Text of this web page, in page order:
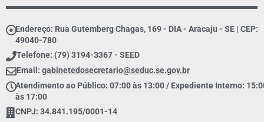
Endereço: Rua Gutemberg Chagas, 169 - DIA - Aracaju - SE | CEP:
49040-780
Telefone: (79) 3194-3367 - SEED
Email: gabinetedosecretario@seduc.se.gov.br
Atendimento ao Público: 07:00 às 13:00 / Expediente Interno:
às 17:00
CNPJ: 34.841.195/0001-14